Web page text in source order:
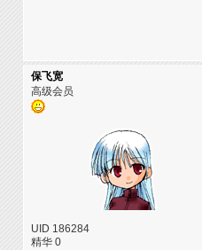
保飞宽
高级会员
UID 186284
精华 0